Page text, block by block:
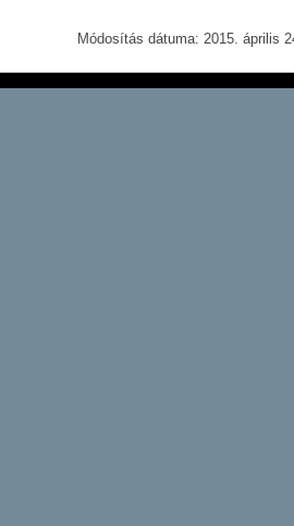
Módosítás dátuma: 2015. április